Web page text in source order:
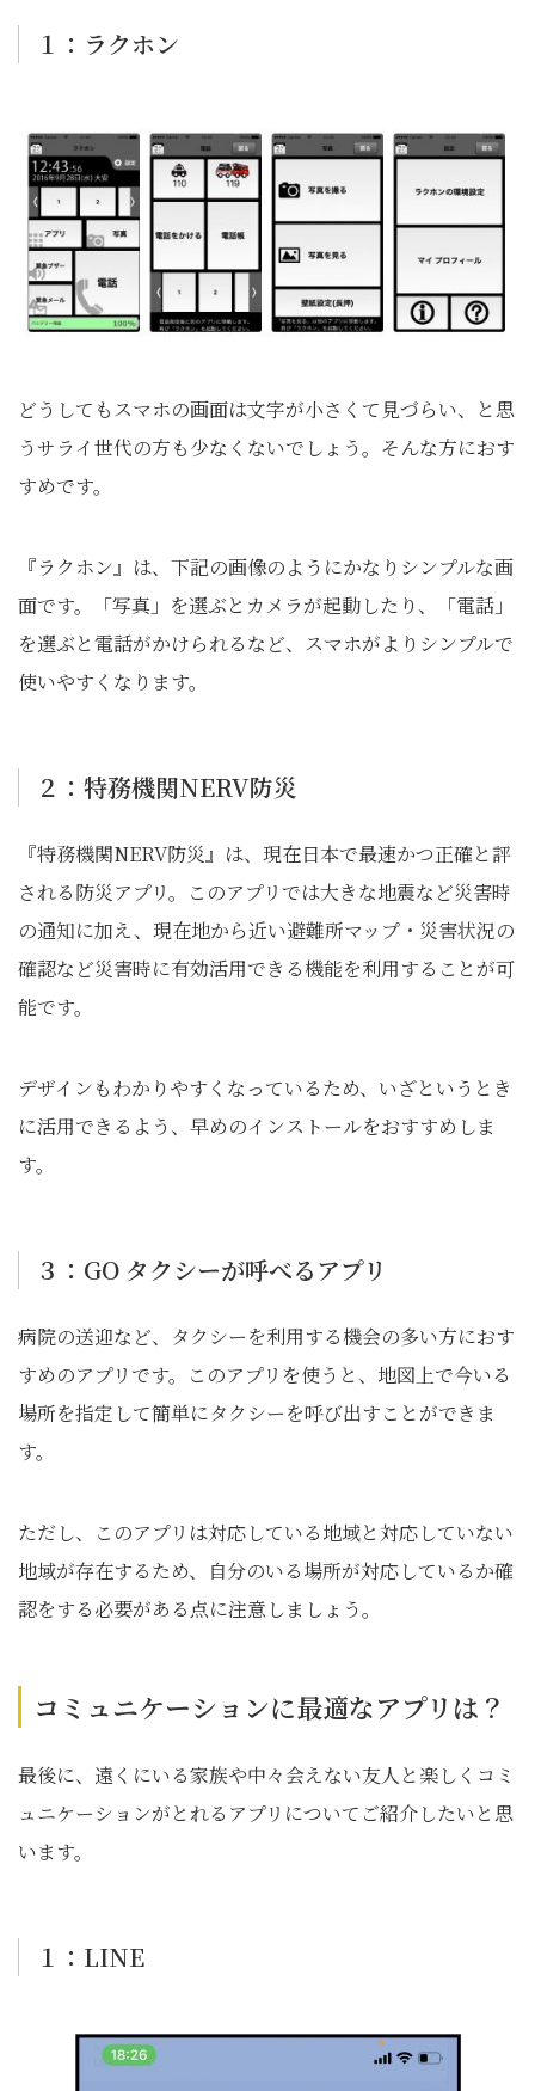
１：ラクホン
どうしてもスマホの画面は文字が小さくて見づらい、と思
うサライ世代の方も少なくないでしょう。そんな方におす
すめです。
『ラクホン』は、下記の画像のようにかなりシンプルな画
面です。「写真」を選ぶとカメラが起動したり、「電話」
を選ぶと電話がかけられるなど、スマホがよりシンプルで
使いやすくなります。
２：特務機関NERV防災
『特務機関NERV防災』は、現在日本で最速かつ正確と評
される防災アプリ。このアプリでは大きな地震など災害時
の通知に加え、現在地から近い避難所マップ・災害状況の
確認など災害時に有効活用できる機能を利用することが可
能です。
デザインもわかりやすくなっているため、いざというとき
に活用できるよう、早めのインストールをおすすめしま
す。
３：GO タクシーが呼べるアプリ
病院の送迎など、タクシーを利用する機会の多い方におす
すめのアプリです。このアプリを使うと、地図上で今いる
場所を指定して簡単にタクシーを呼び出すことができま
す。
ただし、このアプリは対応している地域と対応していない
地域が存在するため、自分のいる場所が対応しているか確
認をする必要がある点に注意しましょう。
コミュニケーションに最適なアプリは？
最後に、遠くにいる家族や中々会えない友人と楽しくコミ
ュニケーションがとれるアプリについてご紹介したいと思
います。
１：LINE